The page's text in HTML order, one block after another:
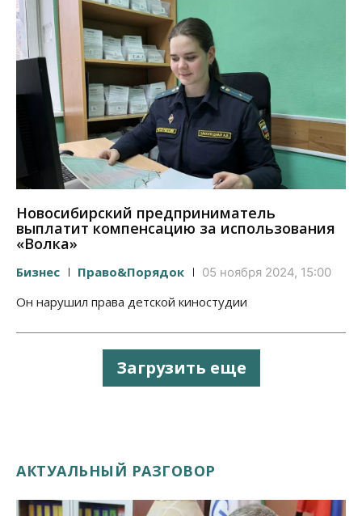
Новосибирский предприниматель
выплатит компенсацию за использования
«Волка»
Бизнес Право&Порядок 05 ноября 2024, 15:00
Он нарушил права детской киностудии
Загрузить еще
АКТУАЛЬНЫЙ РАЗГОВОР